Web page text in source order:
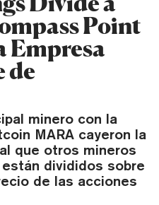
Point
Empresa
de
minero con la
MARA cayeron la
que otros mineros
divididos sobre
de las acciones